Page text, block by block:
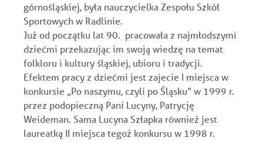
górnośląskiej, była nauczycielka Zespołu Szkół
Sportowych w Radlinie.
Już od początku lat 90. pracowała z najmłodszymi
dziećmi przekazując im swoją wiedzę na temat
folkloru i kultury śląskiej, ubioru i tradycji.
Efektem pracy z dziećmi jest zajecie I miejsca w
konkursie „Po naszymu, czyli po Śląsku” w 1999 r.
przez podopieczną Pani Lucyny, Patrycję
Weideman. Sama Lucyna Szłapka również jest
laureatką II miejsca tegoż konkursu w 1998 r.